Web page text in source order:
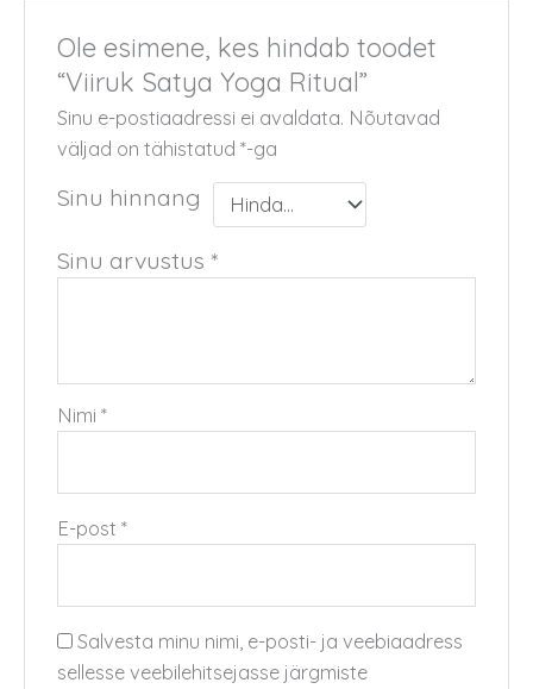
Ole esimene, kes hindab toodet
“Viiruk Satya Yoga Ritual”
Sinu e-postiaadressi ei avaldata. Nõutavad
väljad on tähistatud*-ga
Sinu hinnang
Sinu arvustus *
Nimi*
E-post*
Salvesta minu nimi, e-posti- ja veebiaadress
sellesse veebilehitsejasse järgmiste